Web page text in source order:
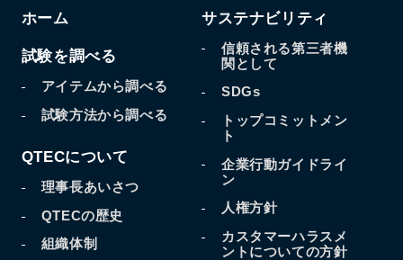
ホーム
試験を調べる
アイテムから調べる
試験方法から調べる
QTECについて
理事長あいさつ
QTECの歴史
組織体制
サステナビリティ
信頼される第三者機
関として
SDGs
トップコミットメン
ト
企業行動ガイドライ
ン
人権方針
カスタマーハラスメ
ントについての方針